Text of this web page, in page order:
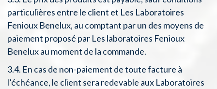
particulières entre le client et Les Laboratoires
Fenioux Benelux, au comptant par un des moyens de
paiement proposé par Les laboratoires Fenioux
Benelux au moment de la commande.
3.4. En cas de non-paiement de toute facture à
l’échéance, le client sera redevable aux Laboratoires